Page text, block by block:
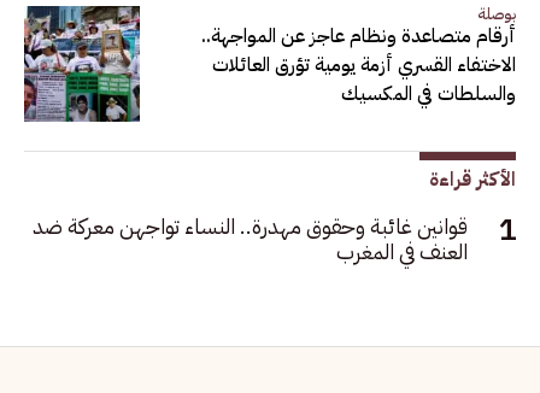
بوصلة
أرقام متصاعدة ونظام عاجز عن المواجهة..
الاختفاء القسري أزمة يومية تؤرق العائلات
والسلطات في المكسيك
الأكثر قراءة
قوانين غائبة وحقوق مهدرة.. النساء تواجهن معركة ضد
العنف في المغرب